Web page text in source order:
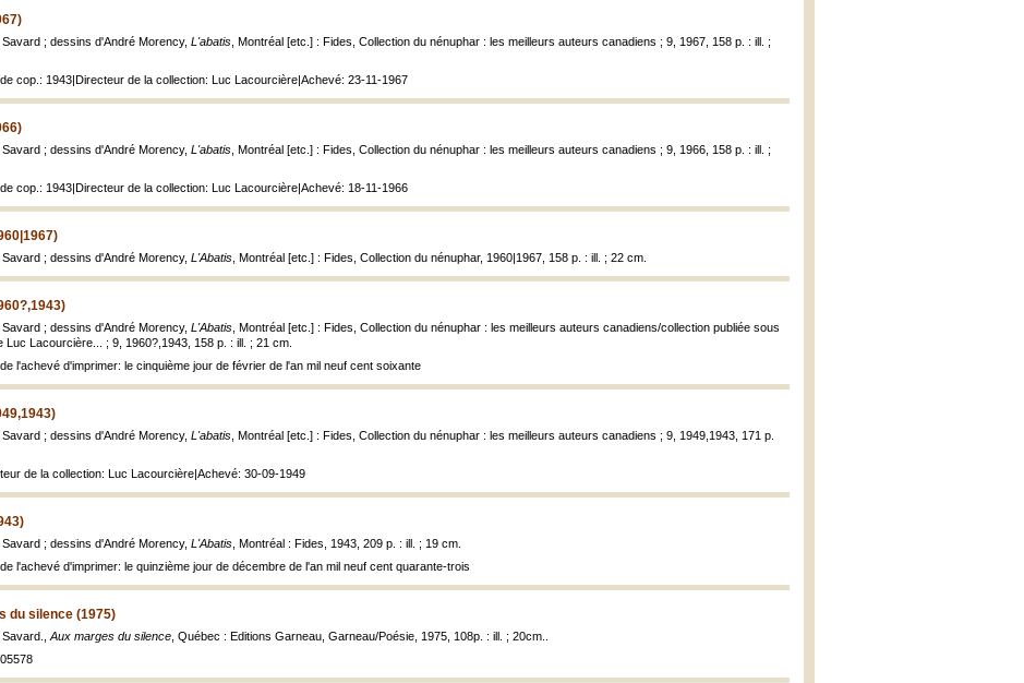
; dessins d'André Morency, L'abatis , Montréal [etc.] : Fides, Collection du nénuphar : les meilleurs auteurs canadiens ; 9, 1967, 158 p. : ill. ;
cop.: 1943|Directeur de la collection: Luc Lacourcière|Achevé: 23-11-1967
; dessins d'André Morency, L'abatis , Montréal [etc.] : Fides, Collection du nénuphar : les meilleurs auteurs canadiens ; 9, 1966, 158 p. : ill. ;
cop.: 1943|Directeur de la collection: Luc Lacourcière|Achevé: 18-11-1966
; dessins d'André Morency, L'Abatis , Montréal [etc.] : Fides, Collection du nénuphar, 1960|1967, 158 p. : ill. ; 22 cm.
; dessins d'André Morency, L'Abatis , Montréal [etc.] : Fides, Collection du nénuphar : les meilleurs auteurs canadiens/collection publiée sous
Luc Lacourcière... ; 9, 1960?,1943, 158 p. : ill. ; 21 cm.
l'achevé d'imprimer: le cinquième jour de février de l'an mil neuf cent soixante
; dessins d'André Morency, L'abatis , Montréal [etc.] : Fides, Collection du nénuphar : les meilleurs auteurs canadiens ; 9, 1949,1943, 171 p.
de la collection: Luc Lacourcière|Achevé: 30-09-1949
; dessins d'André Morency, L'Abatis , Montréal : Fides, 1943, 209 p. : ill. ; 19 cm.
l'achevé d'imprimer: le quinzième jour de décembre de l'an mil neuf cent quarante-trois
du silence (1975)
Aux marges du silence , Québec : Editions Garneau, Garneau/Poésie, 1975, 108p. : ill. ; 20cm..